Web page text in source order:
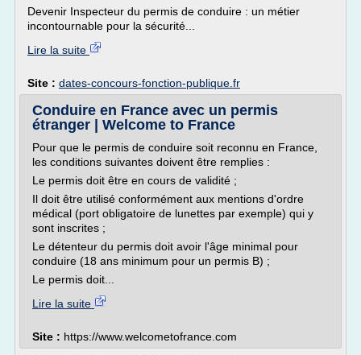
Devenir Inspecteur du permis de conduire : un métier
incontournable pour la sécurité...
Lire la suite
Site : dates-concours-fonction-publique.fr
Conduire en France avec un permis
étranger | Welcome to France
Pour que le permis de conduire soit reconnu en France,
les conditions suivantes doivent être remplies :
Le permis doit être en cours de validité ;
Il doit être utilisé conformément aux mentions d'ordre
médical (port obligatoire de lunettes par exemple) qui y
sont inscrites ;
Le détenteur du permis doit avoir l'âge minimal pour
conduire (18 ans minimum pour un permis B) ;
Le permis doit...
Lire la suite
Site : https://www.welcometofrance.com